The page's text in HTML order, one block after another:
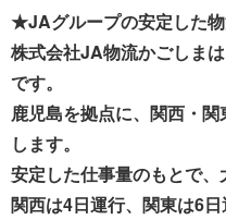
★JAグループの安定した
株式会社JA物流かごしま
です。
鹿児島を拠点に、関西・
します。
安定した仕事量のもとで、
関西は4日運行、関東は6